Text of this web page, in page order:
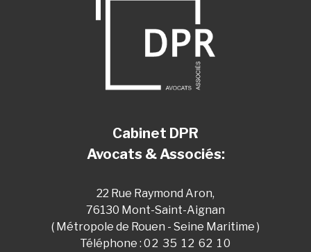
Cabinet DPR
Avocats & Associés:
22 Rue Raymond Aron,
76130 Mont-Saint-Aignan
( Métropole de Rouen - Seine Maritime )
Téléphone : 02 35 12 62 10